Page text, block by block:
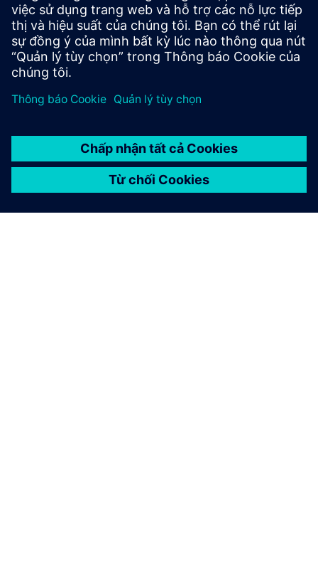
access, end-to-end encrypted, multi-tenant enterprise
platform with...
Tìm hiểu thêm